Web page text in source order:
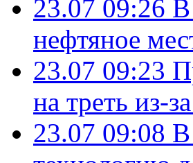
23.07 09:26 В
нефтяное
23.07 09:23
на треть из-
23.07 09:08 В